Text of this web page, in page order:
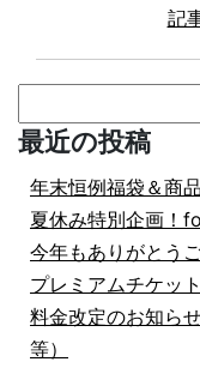
記
索:
最近の投稿
年末恒例福袋＆商
夏休み特別企画！
今年もありがとう
プレミアムチケッ
料金改定のお知ら
等）